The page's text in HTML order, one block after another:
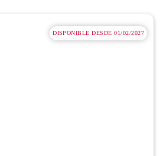
DISPONIBLE DESDE 01/02/2027